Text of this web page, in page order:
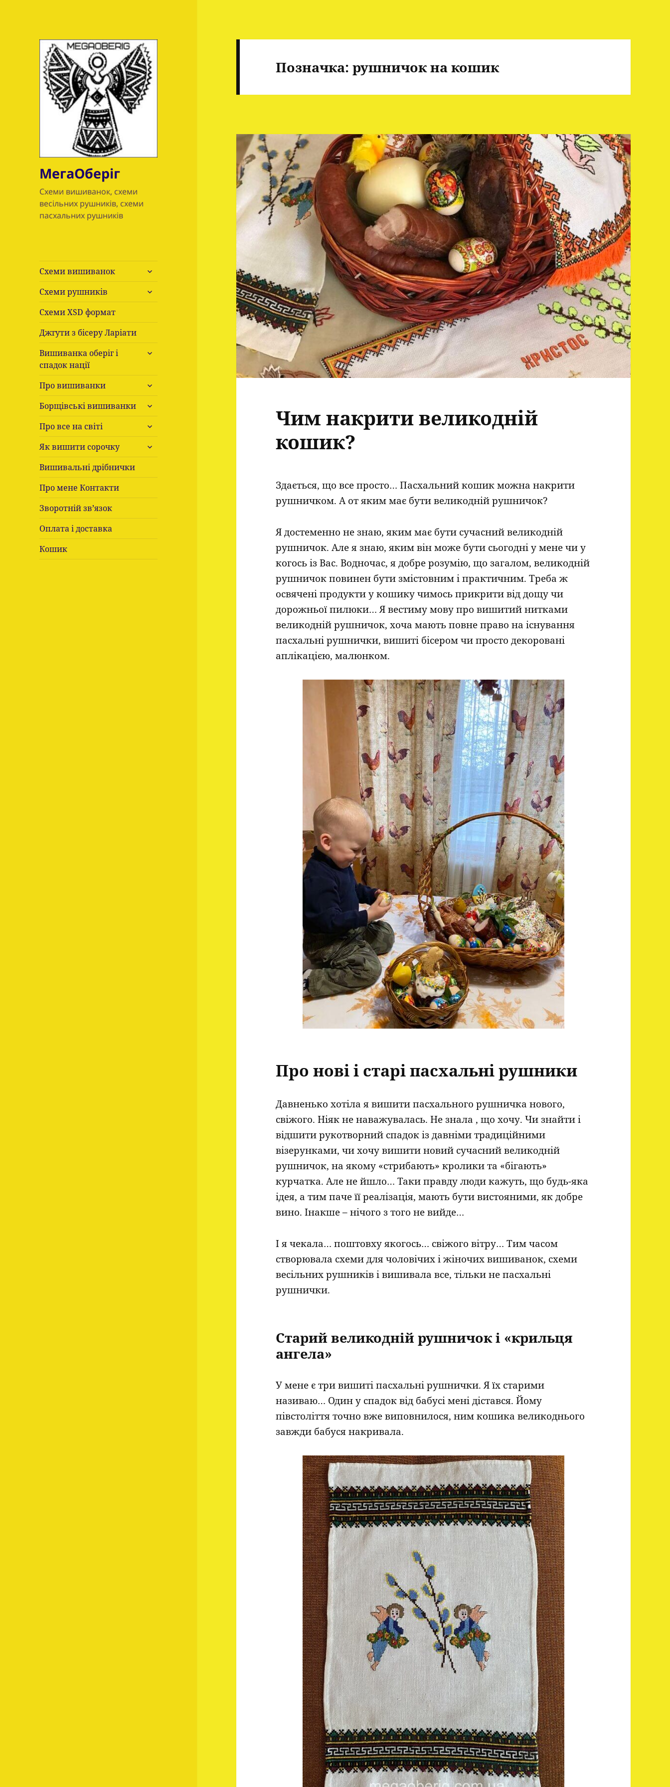
МегаОберіг
Схеми вишиванок, схеми
весільних рушників, схеми
пасхальних рушників
Схеми вишиванок
розгорнути
Схеми рушників
розгорнути
Схеми ХSD формат
Джгути з бісеру Ларіати
Вишиванка оберіг і
спадок нації
розгорнути
Про вишиванки
розгорнути
Борщівські вишиванки
розгорнути
Про все на світі
розгорнути
Як вишити сорочку
розгорнути
Вишивальні дрібнички
Про мене Контакти
Зворотній зв’язок
Оплата і доставка
Кошик
Позначка:рушничок на кошик
Чим накрити великодній
кошик?
Здається, що все просто… Пасхальний кошик можна накрити
рушничком. А от яким має бути великодній рушничок?
Я достеменно не знаю, яким має бути сучасний великодній
рушничок. Але я знаю, яким він може бути сьогодні у мене чи у
когось із Вас. Водночас, я добре розумію, що загалом, великодній
рушничок повинен бути змістовним і практичним. Треба ж
освячені продукти у кошику чимось прикрити від дощу чи
дорожньої пилюки… Я вестиму мову про вишитий нитками
великодній рушничок, хоча мають повне право на існування
пасхальні рушнички, вишиті бісером чи просто декоровані
аплікацією, малюнком.
Про нові і старі пасхальні рушники
Давненько хотіла я вишити пасхального рушничка нового,
свіжого. Ніяк не наважувалась. Не знала , що хочу. Чи знайти і
відшити рукотворний спадок із давніми традиційними
візерунками, чи хочу вишити новий сучасний великодній
рушничок, на якому «стрибають» кролики та «бігають»
курчатка. Але не йшло… Таки правду люди кажуть, що будь-яка
ідея, а тим паче її реалізація, мають бути вистояними, як добре
вино. Інакше – нічого з того не вийде…
І я чекала… поштовху якогось… свіжого вітру… Тим часом
створювала схеми для чоловічих і жіночих вишиванок, схеми
весільних рушників і вишивала все, тільки не пасхальні
рушнички.
Старий великодній рушничок і «крильця
ангела»
У мене є три вишиті пасхальні рушнички. Я їх старими
називаю… Один у спадок від бабусі мені дістався. Йому
півстоліття точно вже виповнилося, ним кошика великоднього
завжди бабуся накривала.